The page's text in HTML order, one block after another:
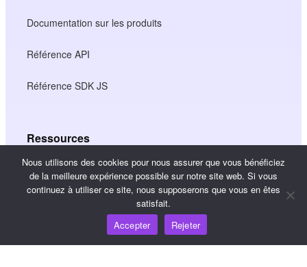
Documentation sur les produits
Référence API
Référence SDK JS
Ressources
Carrefour de connaissances
Nous utilisons des cookies pour nous assurer que vous bénéficiez
de la meilleure expérience possible sur notre site web. Si vous
continuez à utiliser ce site, nous supposerons que vous en êtes
satisfait.
Accepter
Rejeter